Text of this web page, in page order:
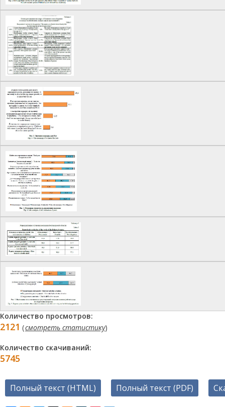
Количество просмотров:
2121 (смотреть статистику)
Количество скачиваний:
5745
Полный текст (HTML) Полный текст (PDF)